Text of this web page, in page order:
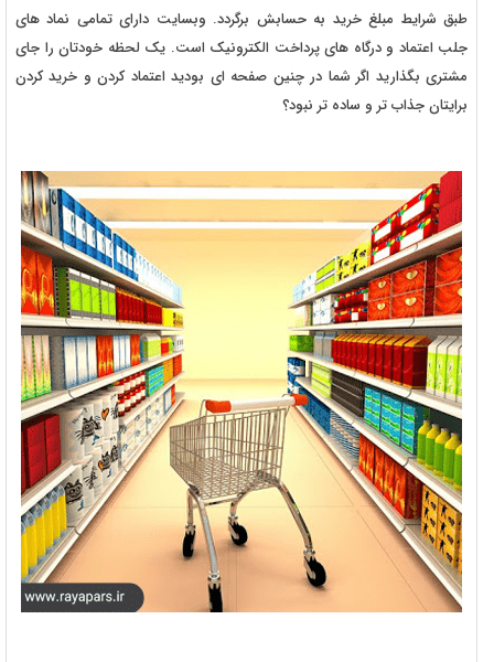
طبق شرایط مبلغ خرید به حسابش برگردد. وبسایت دارای تمامی نماد های
جلب اعتماد و درگاه های پرداخت الکترونیک است. یک لحظه خودتان را جای
مشتری بگذارید اگر شما در چنین صفحه ای بودید اعتماد کردن و خرید کردن
برایتان جذاب تر و ساده تر نبود؟